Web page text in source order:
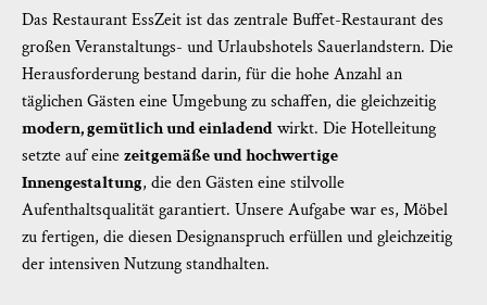
Das Restaurant EssZeit ist das zentrale Buffet-Restaurant des
großen Veranstaltungs- und Urlaubshotels Sauerlandstern. Die
Herausforderung bestand darin, für die hohe Anzahl an
täglichen Gästen eine Umgebung zu schaffen, die gleichzeitig
modern, gemütlich und einladendwirkt. Die Hotelleitung
setzte auf einezeitgemäße und hochwertige
Innengestaltung, die den Gästen eine stilvolle
Aufenthaltsqualität garantiert. Unsere Aufgabe war es, Möbel
zu fertigen, die diesen Designanspruch erfüllen und gleichzeitig
der intensiven Nutzung standhalten.